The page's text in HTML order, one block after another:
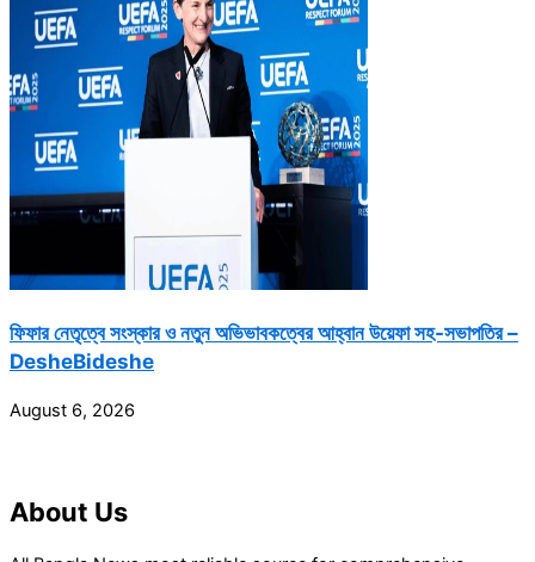
ফিফার নেতৃত্বে সংস্কার ও নতুন অভিভাবকত্বের আহ্বান উয়েফা সহ-সভাপতির –
DesheBideshe
August 6, 2026
About Us